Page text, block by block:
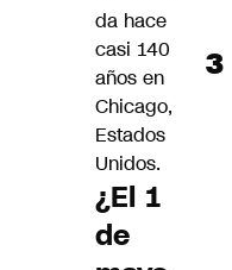
da hace
casi 140
años en
Chicago,
Estados
Unidos.
¿El 1
de